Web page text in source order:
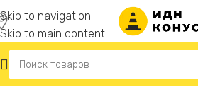
Skip to navigation
Skip to main content
Главная Гибкие парковочные столбики